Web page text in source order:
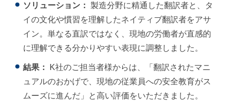
ソリューション： 製造分野に精通した翻訳者と、タ
イの文化や慣習を理解したネイティブ翻訳者をアサ
イン。単なる直訳ではなく、現地の労働者が直感的
に理解できる分かりやすい表現に調整しました。
結果：
K社のご担当者様からは、「翻訳されたマニ
ュアルのおかげで、現地の従業員への安全教育がス
ムーズに進んだ」と高い評価をいただきました。